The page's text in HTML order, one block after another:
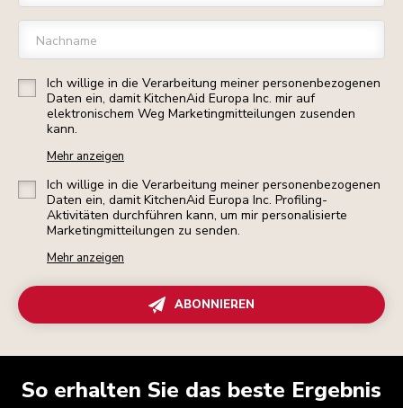
Nachname
Ich willige in die Verarbeitung meiner personenbezogenen
Daten ein, damit KitchenAid Europa Inc. mir auf
elektronischem Weg Marketingmitteilungen zusenden
kann.
Mehr anzeigen
Ich willige in die Verarbeitung meiner personenbezogenen
Daten ein, damit KitchenAid Europa Inc. Profiling-
Aktivitäten durchführen kann, um mir personalisierte
Marketingmitteilungen zu senden.
Mehr anzeigen
ABONNIEREN
So erhalten Sie das beste Ergebnis